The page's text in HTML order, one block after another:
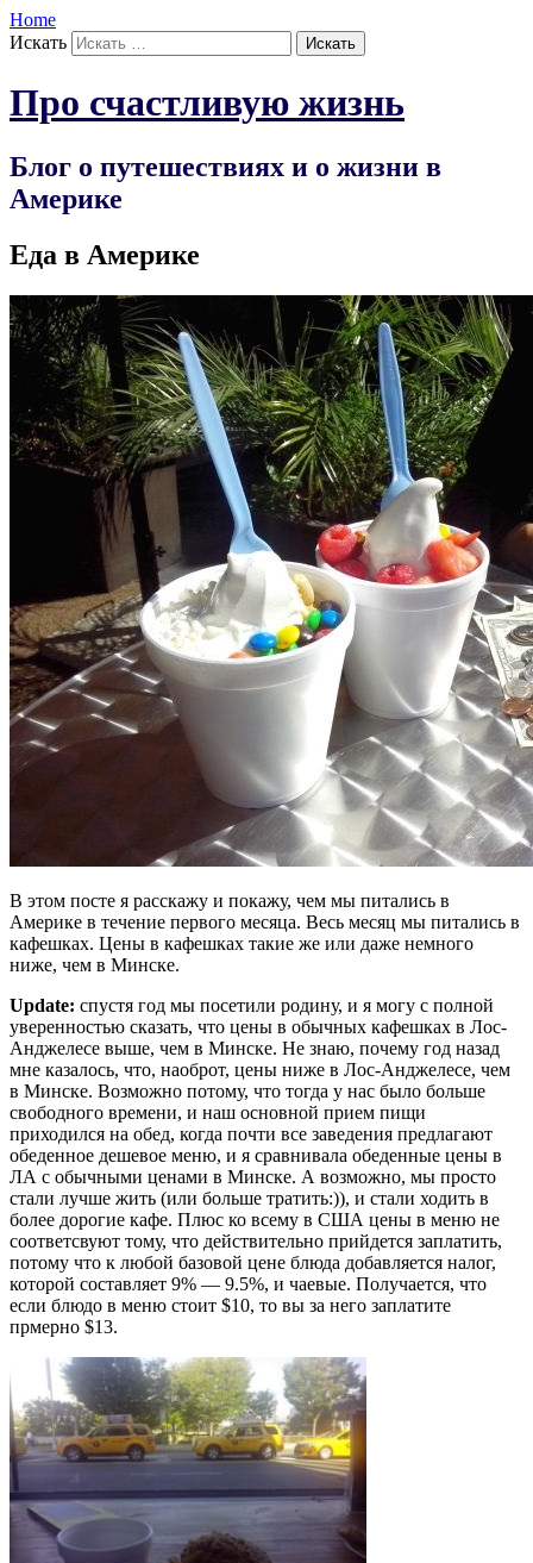
Home
Искать
Про счастливую жизнь
Блог о путешествиях и о жизни в
Америке
Еда в Америке
В этом посте я расскажу и покажу, чем мы питались в
Америке в течение первого месяца. Весь месяц мы питались в
кафешках. Цены в кафешках такие же или даже немного
ниже, чем в Минске.
Update: спустя год мы посетили родину, и я могу с полной
уверенностью сказать, что цены в обычных кафешках в Лос-
Анджелесе выше, чем в Минске. Не знаю, почему год назад
мне казалось, что, наоброт, цены ниже в Лос-Анджелесе, чем
в Минске. Возможно потому, что тогда у нас было больше
свободного времени, и наш основной прием пищи
приходился на обед, когда почти все заведения предлагают
обеденное дешевое меню, и я сравнивала обеденные цены в
ЛА с обычными ценами в Минске. А возможно, мы просто
стали лучше жить (или больше тратить:)), и стали ходить в
более дорогие кафе. Плюс ко всему в США цены в меню не
соответсвуют тому, что действительно прийдется заплатить,
потому что к любой базовой цене блюда добавляется налог,
которой составляет 9% — 9.5%, и чаевые. Получается, что
если блюдо в меню стоит $10, то вы за него заплатите
прмерно $13.